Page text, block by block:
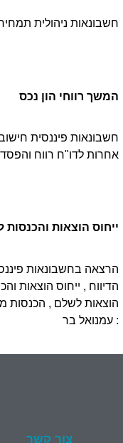
חשבונאות ניהולית
המשך רווחי הון נכס
חשבונאות פיננסית
אחרות לדו"ח רווח והפסד
ייחוס הוצאות
הרצאה בחשבונאות
הדיווח , ייחוס הוצאות
הוצאות לשלם , הכנסות
: עמנואל בר
צור קשר